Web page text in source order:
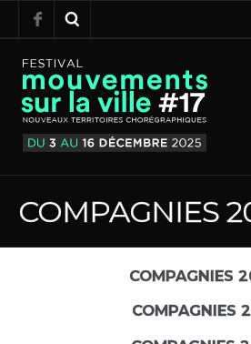
COMPAGNIES
COMPAGNIES
COMPAGNIES